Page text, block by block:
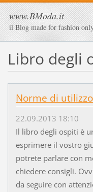
www.BModa.it
il Blog made for fashion
Libro degli
Norme di
22.09.2013 18:10
Il libro degli ospiti è
esprimere il vostro
potrete parlare con
chiedere consigli.
da seguire con